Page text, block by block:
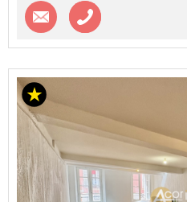
Contacter l'agence